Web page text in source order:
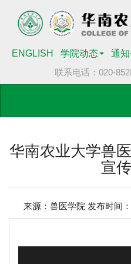
ENGLISH 学院动态 通
联系电话：020-
华南农业大学兽
宣
来源：兽医学院 发布时间